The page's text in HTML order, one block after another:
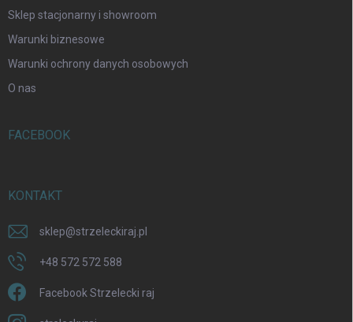
Sklep stacjonarny i showroom
Warunki biznesowe
Warunki ochrony danych osobowych
O nas
FACEBOOK
KONTAKT
sklep@strzeleckiraj.pl
+48 572 572 588
Facebook Strzelecki raj